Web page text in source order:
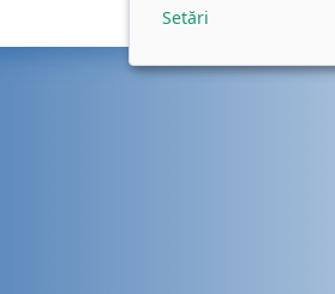
Setări